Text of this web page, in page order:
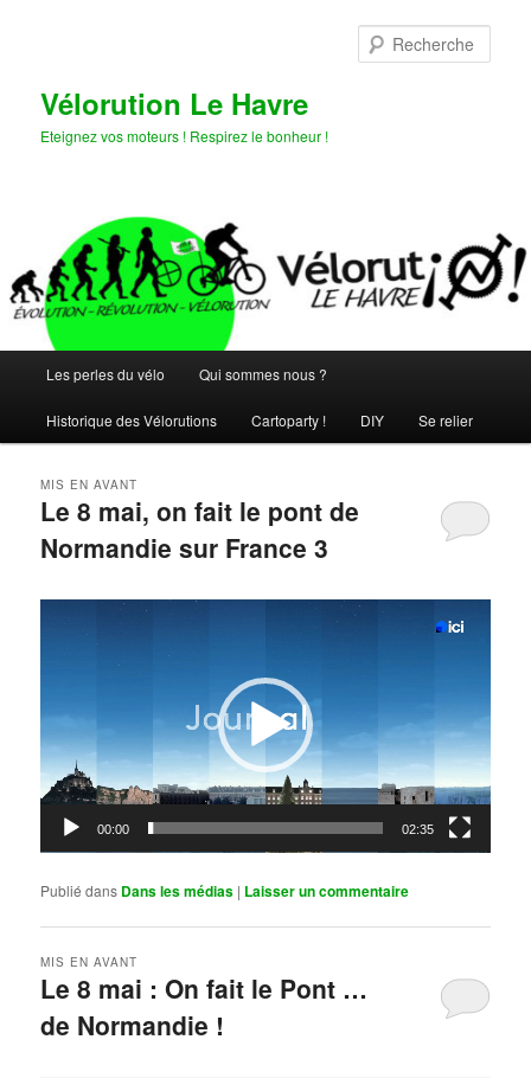
Vélorution Le Havre
Eteignez vos moteurs ! Respirez le bonheur !
principal
Les perles du vélo Qui sommes nous ?
Historique des Vélorutions Cartoparty ! DIY Se relier
Le 8 mai, on fait le pont de
Normandie sur France 3
MIS EN AVANT
00:00 02:35
Publié dans Dans les médias | Laisser un commentaire
Le 8 mai : On fait le Pont …
de Normandie !
MIS EN AVANT